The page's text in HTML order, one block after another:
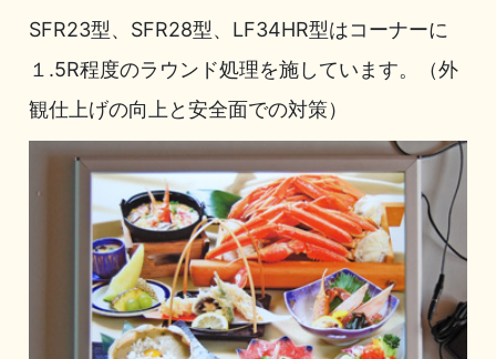
SFR23型、SFR28型、LF34HR型はコーナーに
１.5R程度のラウンド処理を施しています。（外
観仕上げの向上と安全面での対策）